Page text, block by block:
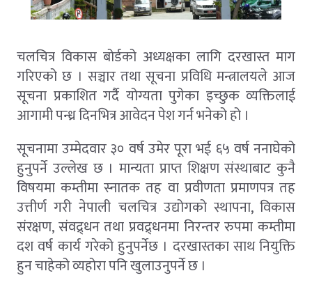
चलचित्र विकास बोर्डको अध्यक्षका लागि दरखास्त माग
गरिएको छ । सञ्चार तथा सूचना प्रविधि मन्त्रालयले आज
सूचना प्रकाशित गर्दै योग्यता पुगेका इच्छुक व्यक्तिलाई
आगामी पन्ध्र दिनभित्र आवेदन पेश गर्न भनेको हो ।
सूचनामा उम्मेदवार ३० वर्ष उमेर पूरा भई ६५ वर्ष ननाघेको
हुनुपर्ने उल्लेख छ । मान्यता प्राप्त शिक्षण संस्थाबाट कुनै
विषयमा कम्तीमा स्नातक तह वा प्रवीणता प्रमाणपत्र तह
उत्तीर्ण गरी नेपाली चलचित्र उद्योगको स्थापना, विकास
संरक्षण, संवद्र्धन तथा प्रवद्र्धनमा निरन्तर रुपमा कम्तीमा
दश वर्ष कार्य गरेको हुनुपर्नेछ । दरखास्तका साथ नियुक्ति
हुन चाहेको व्यहोरा पनि खुलाउनुपर्ने छ ।